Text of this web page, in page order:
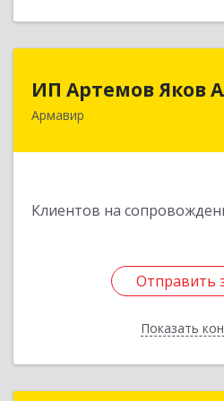
ИП Артемов Яков
Армавир
Клиентов на
Отправить
Показать
Отправить
Назад